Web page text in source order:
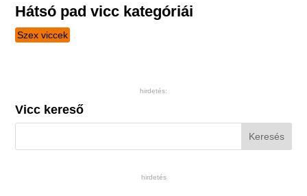
Hátsó pad vicc kategóriái
Szex viccek
hirdetés:
Vicc kereső
hirdetés